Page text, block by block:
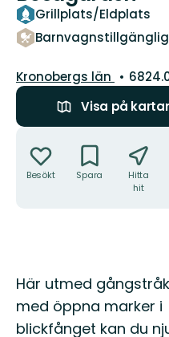
Grillplats/Eldplats
Län:
Kronobergs län
Visa på
Besökt Spara
Hitta
hit
Beskrivning
Här utmed
med öppna marker i
blickfånget kan du